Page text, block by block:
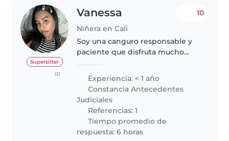
Supersitter
(2)
Vanessa
Niñera en Cali
10
Soy una canguro responsable y
paciente que disfruta mucho
con experiencia cuidando a
bebés, niños pequeños y
preescolares. Además poseo
habilidades creativas..
Experiencia: < 1 año
Constancia Antecedentes
Judiciales
Referencias: 1
Tiempo promedio de
respuesta: 6 horas